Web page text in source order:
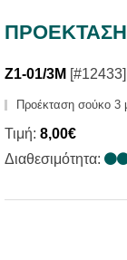
ΠΡΟΕΚΤΑΣΗ
Z1-01/3M [#12433]
Προέκταση σούκο 3
Τιμή: 8,00€
Διαθεσιμότητα: